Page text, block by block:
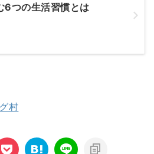
6つの生活習慣とは
村